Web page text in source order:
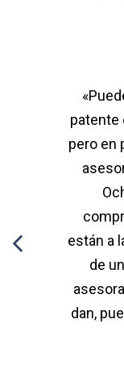
patente
pero en
están a
de
dan,
